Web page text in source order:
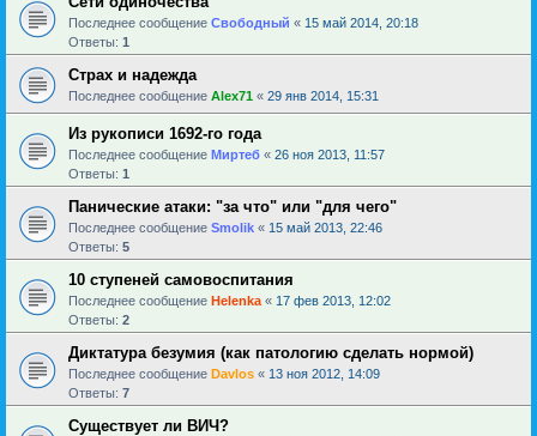
Последнее сообщение Свободный « 15 май 2014, 20:18
Ответы: 1
Страх и надежда
Последнее сообщение Alex71 « 29 янв 2014, 15:31
Из рукописи 1692-го года
Последнее сообщение Миртеб « 26 ноя 2013, 11:57
Ответы: 1
Панические атаки: "за что" или "для чего"
Последнее сообщение Smolik « 15 май 2013, 22:46
Ответы: 5
10 ступеней самовоспитания
Последнее сообщение Helenka « 17 фев 2013, 12:02
Ответы: 2
Диктатура безумия (как патологию сделать нормой)
Последнее сообщение Davlos « 13 ноя 2012, 14:09
Ответы: 7
Существует ли ВИЧ?